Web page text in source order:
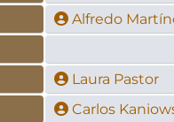
Alfredo
Laura Pastor
Carlos